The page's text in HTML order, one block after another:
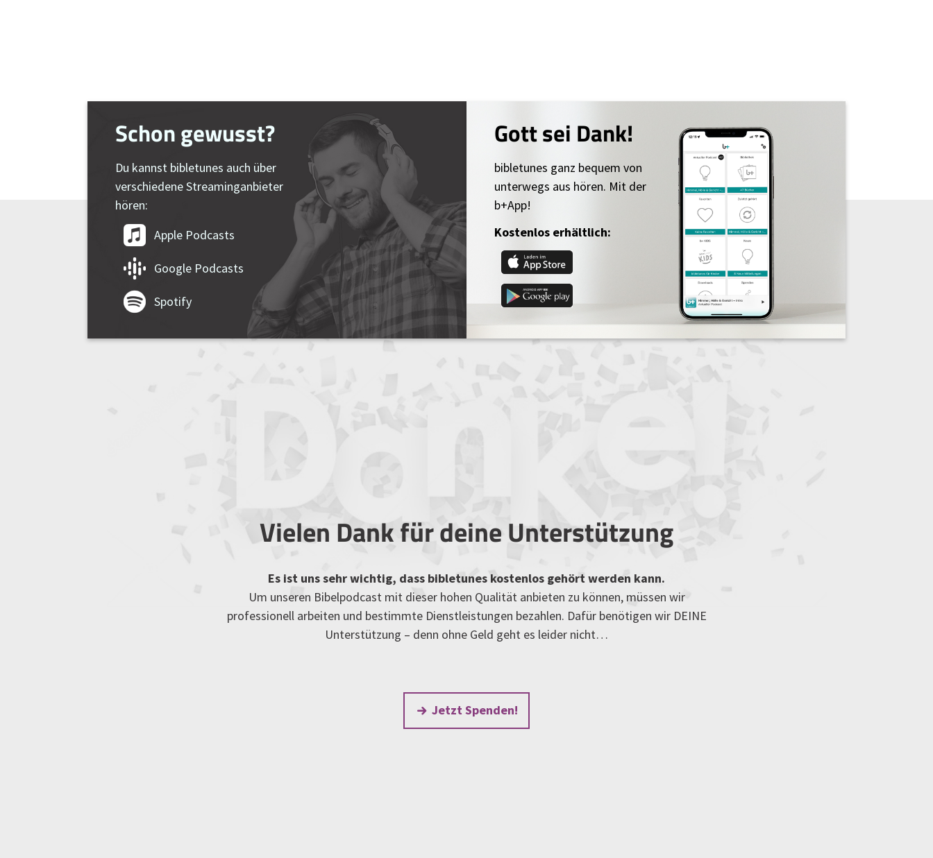
Schon gewusst?
Du kannst bibletunes auch über
verschiedene Streaminganbieter
hören:
Apple Podcasts
Google Podcasts
Spotify
Gott sei Dank!
bibletunes ganz bequem von
unterwegs aus hören. Mit der
b+App!
Kostenlos erhältlich:
Vielen Dank für deine Unterstützung
Es ist uns sehr wichtig, dass bibletunes kostenlos gehört werden kann.
Um unseren Bibelpodcast mit dieser hohen Qualität anbieten zu können, müssen wir
professionell arbeiten und bestimmte Dienstleistungen bezahlen. Dafür benötigen wir DEINE
Unterstützung – denn ohne Geld geht es leider nicht…
Jetzt Spenden!